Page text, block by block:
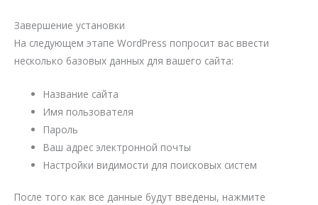
Завершение установки
На следующем этапе WordPress попросит вас ввести
несколько базовых данных для вашего сайта:
Название сайта
Имя пользователя
Пароль
Ваш адрес электронной почты
Настройки видимости для поисковых систем
После того как все данные будут введены, нажмите